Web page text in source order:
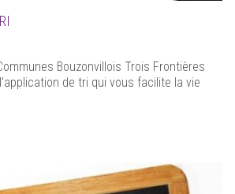
Bouzonvillois Trois Frontières
de tri qui vous facilite la vie